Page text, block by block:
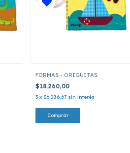
FORMAS - ORIGUITAS
$18.260,00
3 x $6.086,67 sin interés